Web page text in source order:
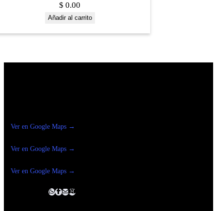
$ 0.00
Añadir al carrito
Ver en Google Maps →
Ver en Google Maps →
Ver en Google Maps →